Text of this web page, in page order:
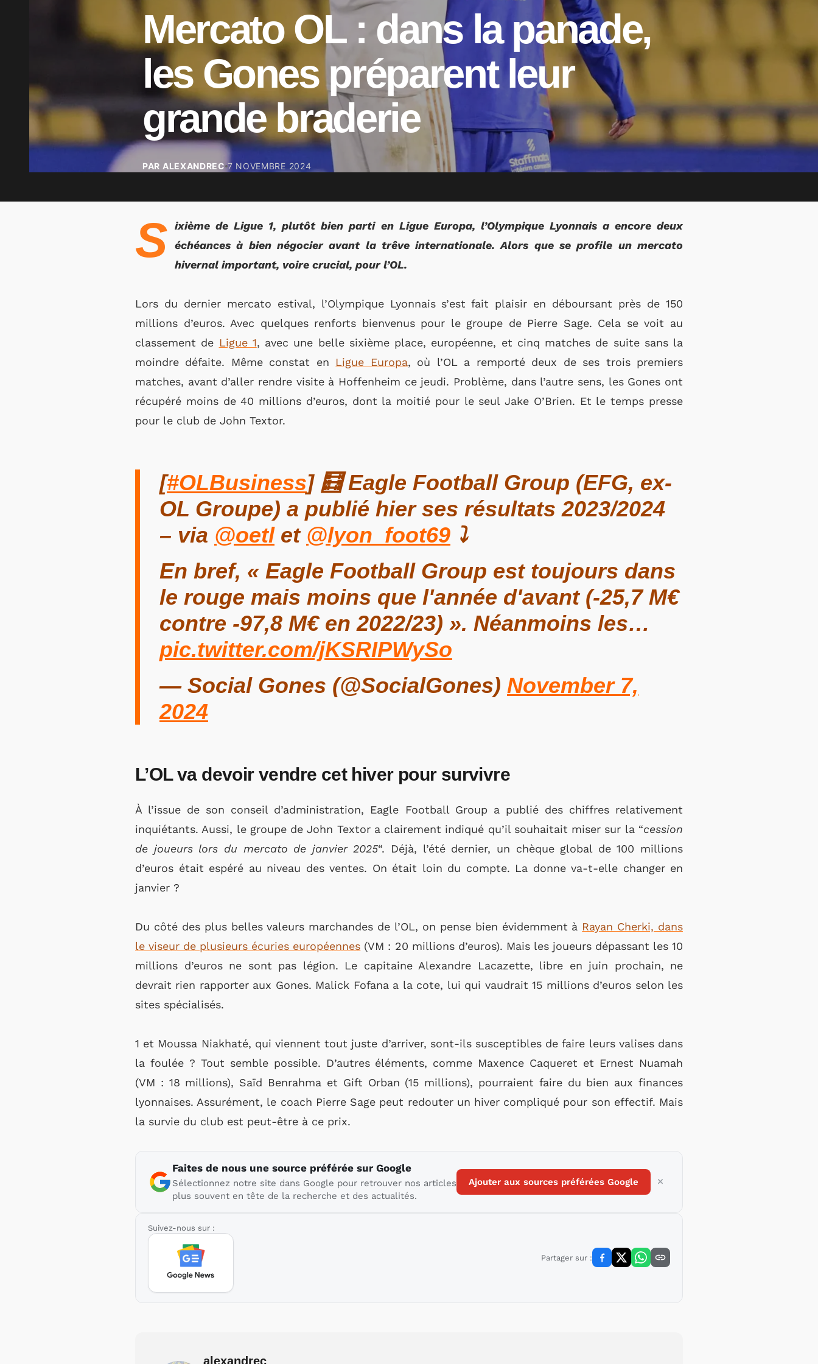
Mercato OL : dans la panade,
les Gones préparent leur
grande braderie
PAR ALEXANDREC 7 NOVEMBRE 2024
S ixième de Ligue 1, plutôt bien parti en Ligue Europa, l’Olympique Lyonnais a encore deux
échéances à bien négocier avant la trêve internationale. Alors que se profile un mercato
hivernal important, voire crucial, pour l’OL.
Lors du dernier mercato estival, l’Olympique Lyonnais s’est fait plaisir en déboursant près de 150
millions d’euros. Avec quelques renforts bienvenus pour le groupe de Pierre Sage. Cela se voit au
classement de Ligue 1, avec une belle sixième place, européenne, et cinq matches de suite sans la
moindre défaite. Même constat en Ligue Europa, où l’OL a remporté deux de ses trois premiers
matches, avant d’aller rendre visite à Hoffenheim ce jeudi. Problème, dans l’autre sens, les Gones ont
récupéré moins de 40 millions d’euros, dont la moitié pour le seul Jake O’Brien. Et le temps presse
pour le club de John Textor.
[#OLBusiness] 🧮 Eagle Football Group (EFG, ex-
OL Groupe) a publié hier ses résultats 2023/2024
– via @oetlet @lyon_foot69 ⤵️
En bref, « Eagle Football Group est toujours dans
le rouge mais moins que l'année d'avant (-25,7 M€
contre -97,8 M€ en 2022/23) ». Néanmoins les…
pic.twitter.com/jKSRIPWySo
— Social Gones (@SocialGones) November 7,
2024
L’OL va devoir vendre cet hiver pour survivre
À l’issue de son conseil d’administration, Eagle Football Group a publié des chiffres relativement
inquiétants. Aussi, le groupe de John Textor a clairement indiqué qu’il souhaitait miser sur la “cession
de joueurs lors du mercato de janvier 2025“. Déjà, l’été dernier, un chèque global de 100 millions
d’euros était espéré au niveau des ventes. On était loin du compte. La donne va-t-elle changer en
janvier ?
Du côté des plus belles valeurs marchandes de l’OL, on pense bien évidemment à Rayan Cherki, dans
le viseur de plusieurs écuries européennes (VM : 20 millions d’euros). Mais les joueurs dépassant les 10
millions d’euros ne sont pas légion. Le capitaine Alexandre Lacazette, libre en juin prochain, ne
devrait rien rapporter aux Gones. Malick Fofana a la cote, lui qui vaudrait 15 millions d’euros selon les
sites spécialisés.
1 et Moussa Niakhaté, qui viennent tout juste d’arriver, sont-ils susceptibles de faire leurs valises dans
la foulée ? Tout semble possible. D’autres éléments, comme Maxence Caqueret et Ernest Nuamah
(VM : 18 millions), Saïd Benrahma et Gift Orban (15 millions), pourraient faire du bien aux finances
lyonnaises. Assurément, le coach Pierre Sage peut redouter un hiver compliqué pour son effectif. Mais
la survie du club est peut-être à ce prix.
Faites de nous une source préférée sur Google
Sélectionnez notre site dans Google pour retrouver nos articles
plus souvent en tête de la recherche et des actualités.
Ajouter aux sources préférées Google
Suivez-nous sur :
Partager sur :
alexandrec